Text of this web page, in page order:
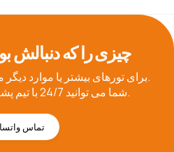
چیزی را که دنبالش
برای تورهای بیشتر یا موارد دیگر می توانید با ما تماس بگیرید.
شما می توانید 24/7 با تیم پشتیبانی ما تماس بگیرید.
تماس